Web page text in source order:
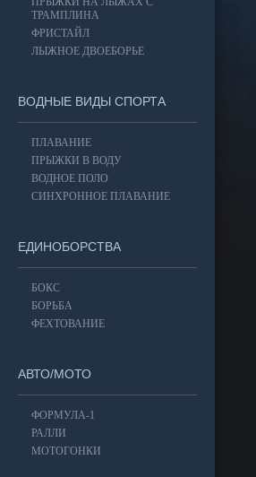
ТРАМПЛИНА
ФРИСТАЙЛ
ЛЫЖНОЕ ДВОЕБОРЬЕ
ВОДНЫЕ ВИДЫ СПОРТА
ПЛАВАНИЕ
ПРЫЖКИ В ВОДУ
ВОДНОЕ ПОЛО
СИНХРОННОЕ ПЛАВАНИЕ
ЕДИНОБОРСТВА
БОКС
БОРЬБА
ФЕХТОВАНИЕ
АВТО/МОТО
ФОРМУЛА-1
РАЛЛИ
МОТОГОНКИ